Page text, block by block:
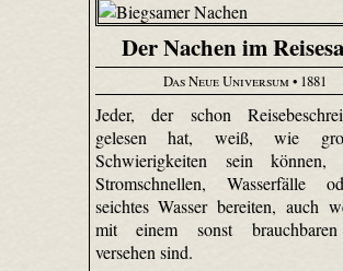
Der Nachen im
Das Neue Universum • 1881
Jeder, der schon
gelesen hat, weiß, wie
Schwierigkeiten sein können,
Stromschnellen, Wasserfälle
seichtes Wasser bereiten, auch
mit einem sonst
versehen sind.